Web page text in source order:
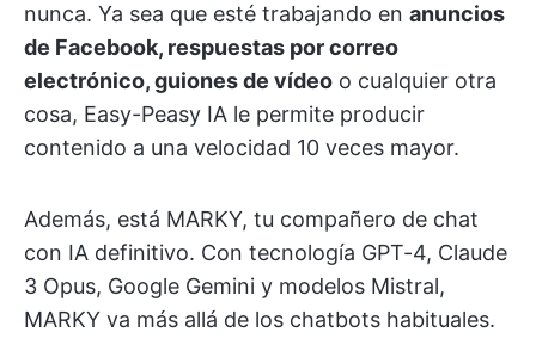
nunca. Ya sea que esté trabajando en anuncios
de Facebook, respuestas por correo
electrónico, guiones de vídeo o cualquier otra
cosa, Easy-Peasy IA le permite producir
contenido a una velocidad 10 veces mayor.
Además, está MARKY, tu compañero de chat
con IA definitivo. Con tecnología GPT-4, Claude
3 Opus, Google Gemini y modelos Mistral,
MARKY va más allá de los chatbots habituales.